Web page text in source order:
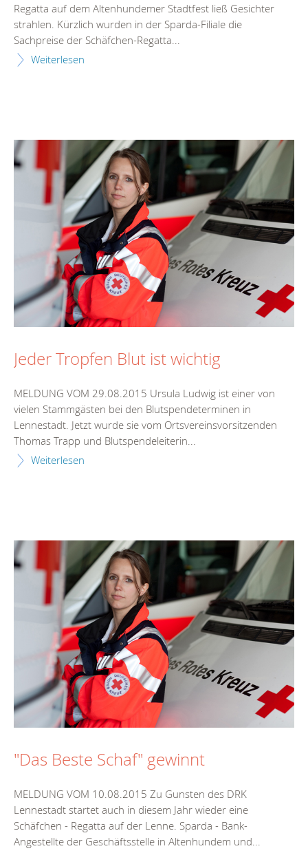
Regatta auf dem Altenhundemer Stadtfest ließ Gesichter
strahlen. Kürzlich wurden in der Sparda-Filiale die
Sachpreise der Schäfchen-Regatta...
Weiterlesen
Jeder Tropfen Blut ist wichtig
MELDUNG VOM 29.08.2015 Ursula Ludwig ist einer von
vielen Stammgästen bei den Blutspendeterminen in
Lennestadt. Jetzt wurde sie vom Ortsvereinsvorsitzenden
Thomas Trapp und Blutspendeleiterin...
Weiterlesen
"Das Beste Schaf" gewinnt
MELDUNG VOM 10.08.2015 Zu Gunsten des DRK
Lennestadt startet auch in diesem Jahr wieder eine
Schäfchen - Regatta auf der Lenne. Sparda - Bank-
Angestellte der Geschäftsstelle in Altenhundem und...